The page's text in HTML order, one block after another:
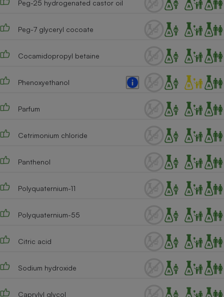
Peg-25 hydrogenated castor oil
Peg-7 glyceryl cocoate
Cocamidopropyl betaine
Phenoxyethanol
Parfum
Cetrimonium chloride
Panthenol
Polyquaternium-11
Polyquaternium-55
Citric acid
Sodium hydroxide
Caprylyl glycol
Plaque de cuisson à
induction
Climatiseur -
Ventilateur
Cafetière à expressos
Téléphone mobile -
Antivirus
Climatiseur -
Ventilateur